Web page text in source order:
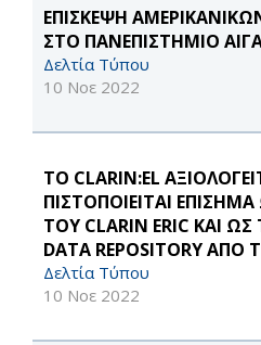
ΕΠΙΣΚΕΨΗ
ΣΤΟ ΠΑΝΕΠΙΣΤΗΜΙΟ
Δελτία Τύπου
10 Νοε 2022
ΤΟ CLARIN:EL
ΠΙΣΤΟΠΟΙΕΙΤΑΙ ΕΠΙΣΗΜΑ
ΤΟΥ CLARIN ERIC ΚΑΙ ΩΣ
DATA REPOSITORY ΑΠΟ
Δελτία Τύπου
10 Νοε 2022